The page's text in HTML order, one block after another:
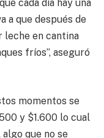
cada día hay una
a que después de
leche en cantina
fríos”, aseguró
momentos se
y $1.600 lo cual
que no se